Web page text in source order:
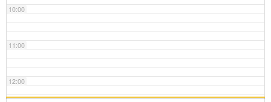
10:00
11:00
12:00